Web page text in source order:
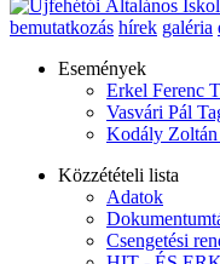
bemutatkozás hírek galéria
Események
Erkel Ferenc
Vasvári Pál
Kodály Zoltán
Közzétételi lista
Adatok
Csengetési